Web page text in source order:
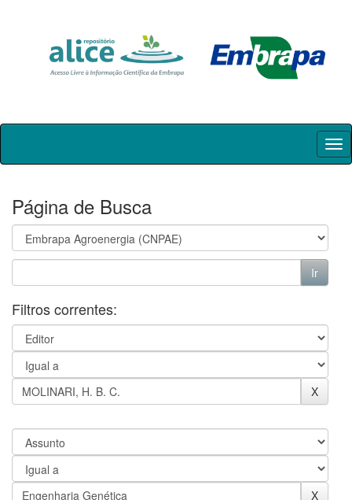
Skip
Página de Busca
Filtros correntes: